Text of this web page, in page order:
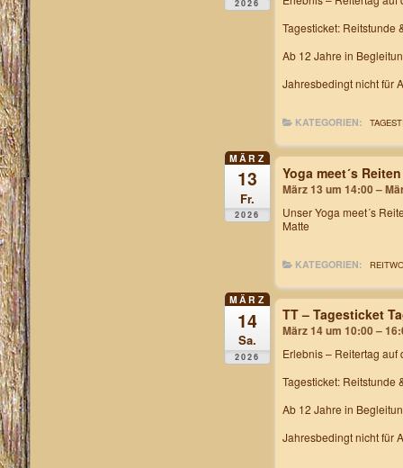
2026
Tagesticket: Reitstunde
Ab 12 Jahre in
Jahresbedingt nicht für
KATEGORIEN:
MÄRZ
13
Fr.
2026
Yoga meet´s Reiten
März 13 um 14:00 –
UnserYoga meet´s
Matte
KATEGORIEN:
MÄRZ
14
Sa.
2026
TT – Tagesticket
März 14 um 10:00 –
Erlebnis – Reitertag auf
Tagesticket: Reitstunde
Ab 12 Jahre in
Jahresbedingt nicht für